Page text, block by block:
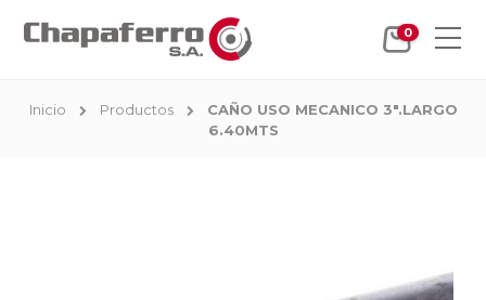
0
Inicio Productos
CAÑO USO MECANICO 3".LARGO
6.40MTS